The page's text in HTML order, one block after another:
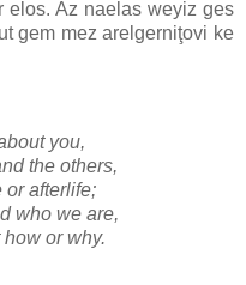
elos. Az naelas weyiz ges
gem mez arelgerniţovi ke
you,
the others,
or afterlife;
who we are,
or why.